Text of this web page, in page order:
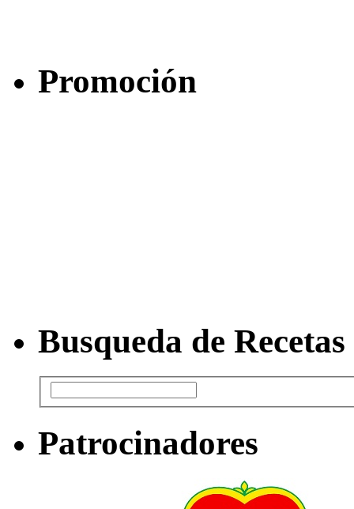
Promoción
Busqueda de Recetas
Patrocinadores